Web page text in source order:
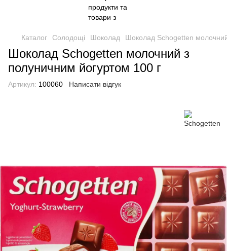
Каталог Солодощі Шоколад Шоколад Schogetten
Шоколад Schogetten молочний з
полуничним йогуртом 100 г
Артикул: 100060 Написати відгук